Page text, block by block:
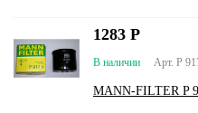
Арт. P
В наличии
MANN-FILTER P
1283 Р